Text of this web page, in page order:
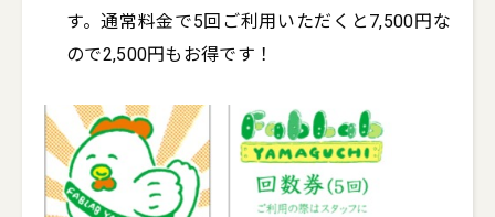
す。通常料金で5回ご利用いただくと7,500円な
ので2,500円もお得です！